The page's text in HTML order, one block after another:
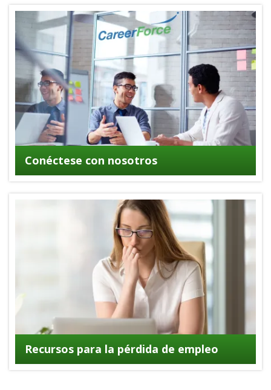
Conéctese con nosotros
Recursos para la pérdida de empleo